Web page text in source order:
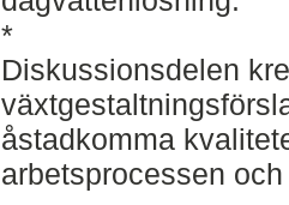
*
Diskussionsdelen
åstadkomma
arbetsprocessen